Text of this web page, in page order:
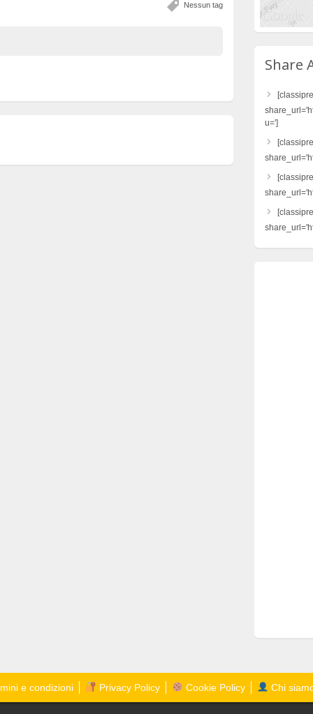
Nessun tag
Share
u=']
e condizioni Privacy Policy Cookie Policy Chi